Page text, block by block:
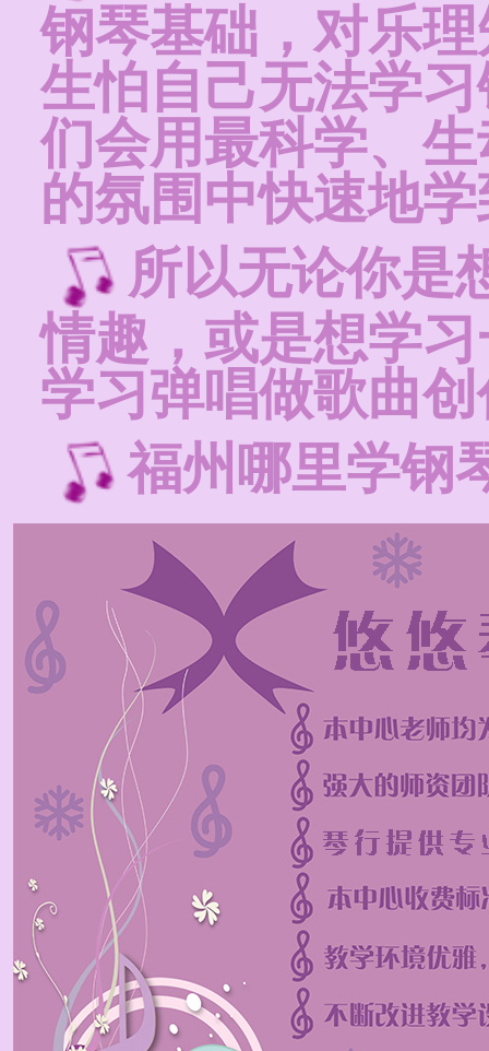
钢琴基础，对乐
生怕自己无法学
们会用最科学、
的氛围中快速地
所以无论你是
情趣，或是想学
学习弹唱做歌曲
福州哪里学钢